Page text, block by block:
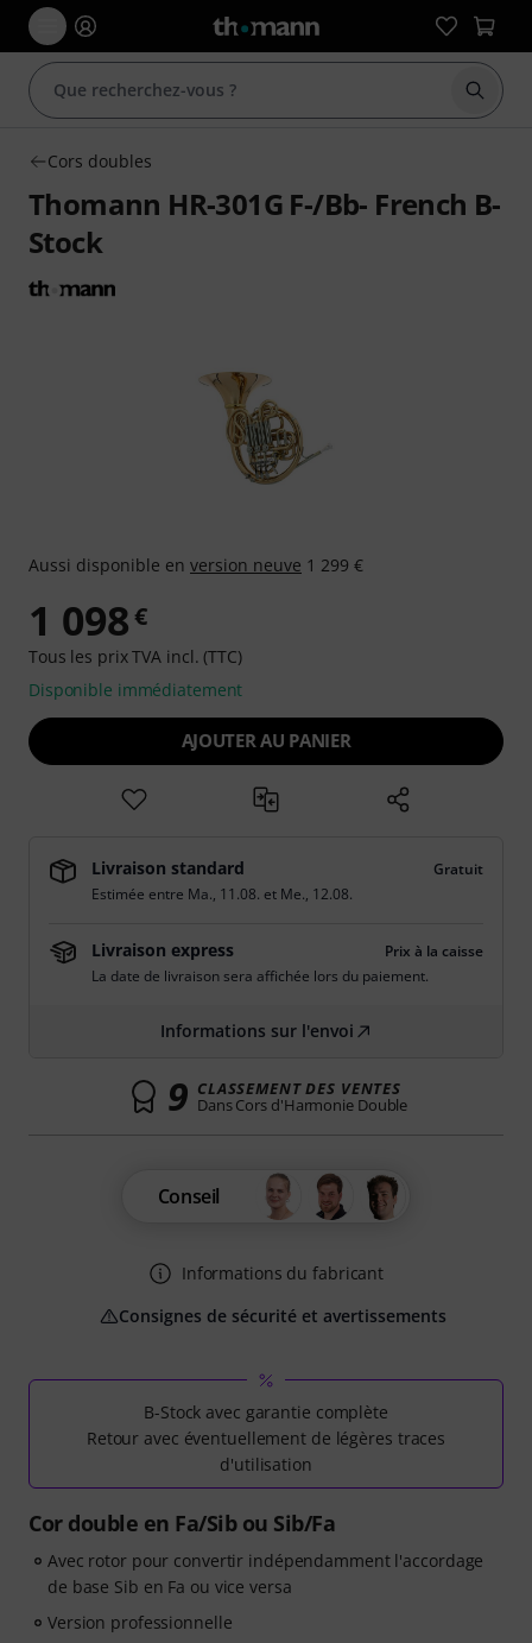
Cors doubles
Thomann HR-301G F-/Bb- French B-
Stock
B-Stock avec garantie complète
Retour avec éventuellement de légères traces
d'utilisation
Cor double en Fa/Sib ou Sib/Fa
Avec rotor pour convertir indépendamment l'accordage
de base Sib en Fa ou vice versa
Version professionnelle
Aussi disponible en version neuve 1 299 €
1 098€
Tous les prix TVA incl. (TTC)
Disponible immédiatement
AJOUTER AU PANIER
Livraison standard
Gratuit
Estimée entre Ma., 11.08. et Me., 12.08.
Livraison express
Prix à la caisse
La date de livraison sera affichée lors du paiement.
Informations sur l'envoi
9 CLASSEMENT DES VENTES
Dans Cors d'Harmonie Double
Conseil
Informations du fabricant
Consignes de sécurité et avertissements